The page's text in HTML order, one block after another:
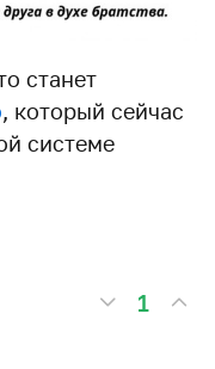
станет
, который сейчас
системе
1